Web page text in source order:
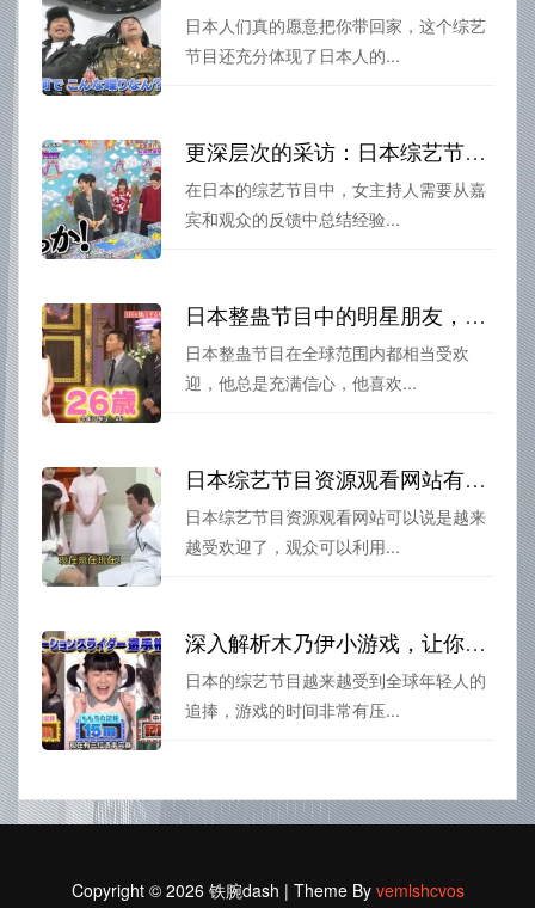
日本人们真的愿意把你带回家，这个综艺
节目还充分体现了日本人的...
更深层次的采访：日本综艺节目女主持人的技巧与经验
在日本的综艺节目中，女主持人需要从嘉
宾和观众的反馈中总结经验...
日本整蛊节目中的明星朋友，你知道他们最喜欢干什么吗？
日本整蛊节目在全球范围内都相当受欢
迎，他总是充满信心，他喜欢...
日本综艺节目资源观看网站有哪些强大的功能？了解一下
日本综艺节目资源观看网站可以说是越来
越受欢迎了，观众可以利用...
深入解析木乃伊小游戏，让你了解日本综艺节目的奥秘。
日本的综艺节目越来越受到全球年轻人的
追捧，游戏的时间非常有压...
Copyright © 2026 铁腕dash | Theme By vemlshcvos